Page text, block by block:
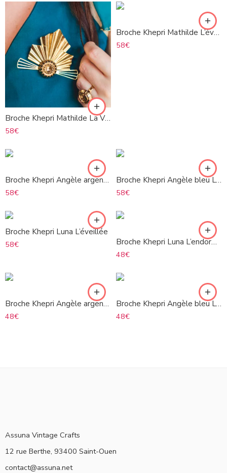
Broche Khepri Mathilde La Vigie
58€
Broche Khepri Mathilde L’éveillée
58€
Broche Khepri Angèle argenté L’éveillée
58€
Broche Khepri Angèle bleu L’éveillée
58€
Broche Khepri Luna L’éveillée
58€
Broche Khepri Luna L’endormie
48€
Broche Khepri Angèle argenté L’endormie
48€
Broche Khepri Angèle bleu L’endormie
48€
Assuna Vintage Crafts
12 rue Berthe, 93400 Saint-Ouen
contact@assuna.net